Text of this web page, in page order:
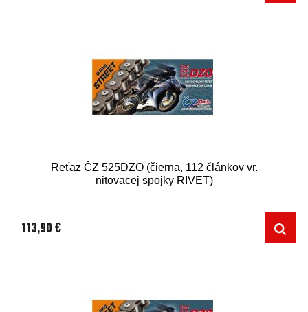
Reťaz ČZ 525DZO (čierna, 112 článkov vr.
nitovacej spojky RIVET)
113,90 €